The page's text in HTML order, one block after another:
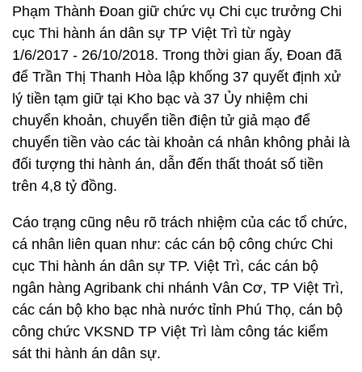
Phạm Thành Đoan giữ chức vụ Chi cục trưởng Chi
cục Thi hành án dân sự TP Việt Trì từ ngày
1/6/2017 - 26/10/2018. Trong thời gian ấy, Đoan đã
để Trần Thị Thanh Hòa lập khống 37 quyết định xử
lý tiền tạm giữ tại Kho bạc và 37 Ủy nhiệm chi
chuyển khoản, chuyển tiền điện tử giả mạo để
chuyển tiền vào các tài khoản cá nhân không phải là
đối tượng thi hành án, dẫn đến thất thoát số tiền
trên 4,8 tỷ đồng.
Cáo trạng cũng nêu rõ trách nhiệm của các tổ chức,
cá nhân liên quan như: các cán bộ công chức Chi
cục Thi hành án dân sự TP. Việt Trì, các cán bộ
ngân hàng Agribank chi nhánh Vân Cơ, TP Việt Trì,
các cán bộ kho bạc nhà nước tỉnh Phú Thọ, cán bộ
công chức VKSND TP Việt Trì làm công tác kiểm
sát thi hành án dân sự.